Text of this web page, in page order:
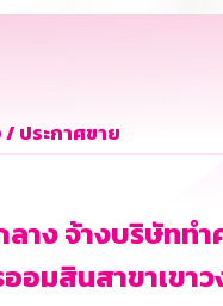
ประกาศขาย
ลาง จ้างบริษัททำ
อมสินสาขาเขา